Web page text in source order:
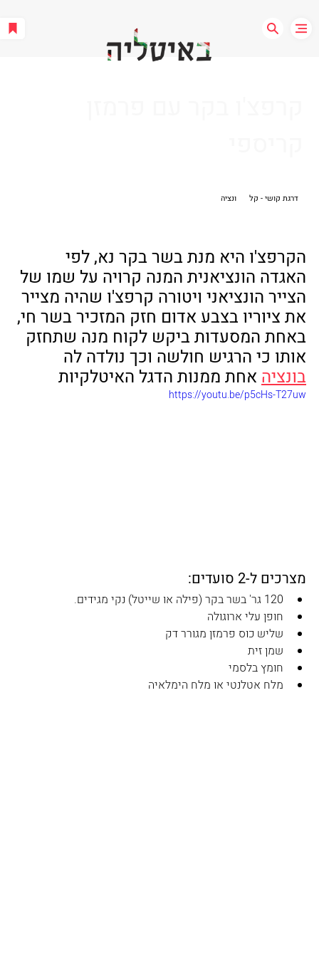
דרגת קושי - קל ונציה
הקרפצ'ו היא מנת בשר בקר נא, לפי
האגדה הונציאנית המנה קרויה על שמו של
הצייר הונציאני ויטורה קרפצ'ו שהיה מצייר
את ציוריו בצבע אדום חזק המזכיר בשר חי,
באחת המסעדות ביקש לקוח מנה שתחזק
אותו כי הרגיש חולשה וכך נולדה לה
בונציה אחת ממנות הדגל האיטלקיות
https://youtu.be/p5cHs-T27uw
מצרכים ל-2 סועדים:
120 גר' בשר בקר (פילה או שייטל) נקי מגידים.
חופן עלי ארוגולה
שליש כוס פרמזן מגורר דק
שמן זית
חומץ בלסמי
מלח אטלנטי או מלח הימלאיה